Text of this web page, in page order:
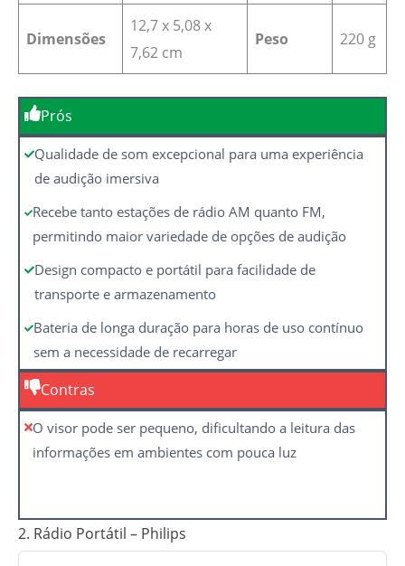
Dimensões
‎12,7 x 5,08 x
7,62 cm
Peso 220 g
Prós
Qualidade de som excepcional para uma experiência
de audição imersiva
Recebe tanto estações de rádio AM quanto FM,
permitindo maior variedade de opções de audição
Design compacto e portátil para facilidade de
transporte e armazenamento
Bateria de longa duração para horas de uso contínuo
sem a necessidade de recarregar
Contras
O visor pode ser pequeno, dificultando a leitura das
informações em ambientes com pouca luz
2. Rádio Portátil – Philips